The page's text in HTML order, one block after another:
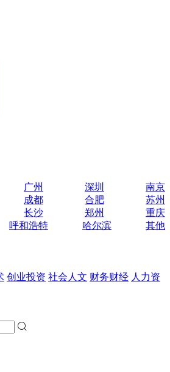
广州 深圳
南京
成都 合肥
苏州
长沙 郑州
重庆
呼和浩特 哈尔滨
其他
创业投资 社会人文 财务财经 人力资